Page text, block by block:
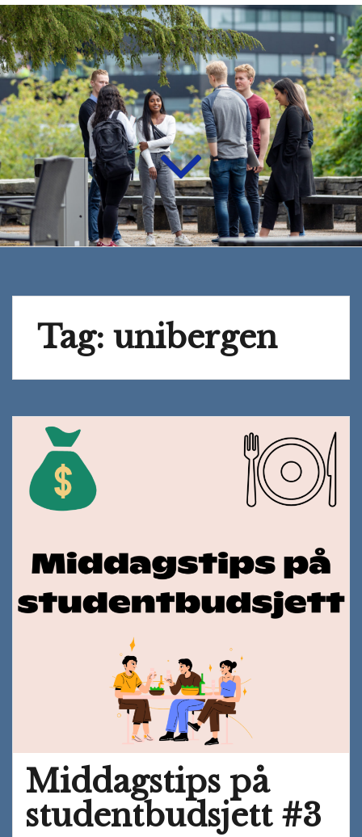
Tag: unibergen
Middagstips på
studentbudsjett #3